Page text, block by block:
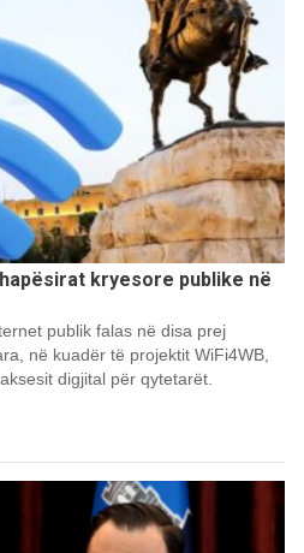
kryesore publike në
publik falas në disa prej
në kuadër të projektit WiFi4WB,
digjital për qytetarët.